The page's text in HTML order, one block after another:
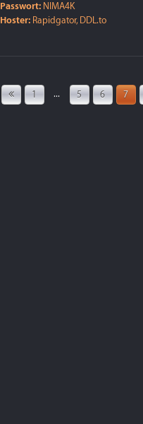
Passwort: NIMA4K
Hoster: Rapidgator, DDL.to
1 ... 5 6 7